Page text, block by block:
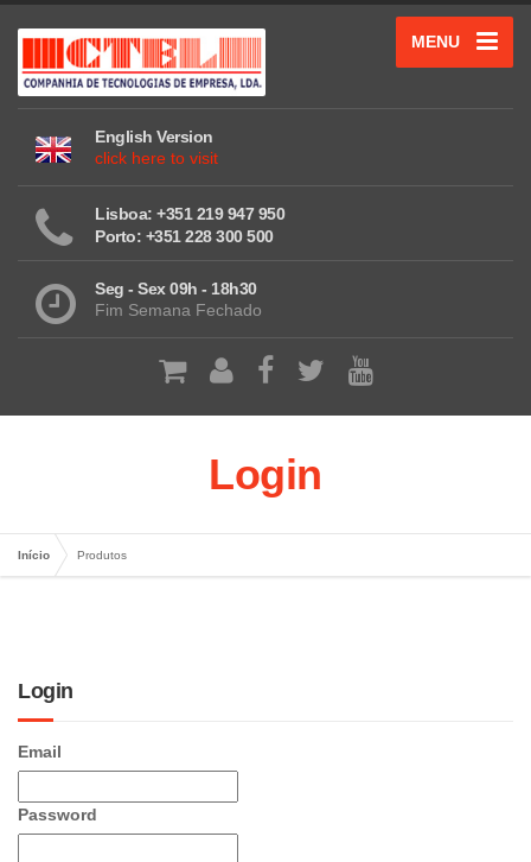
MENU
English Version
click here to visit
Lisboa: +351 219 947 950
Porto: +351 228 300 500
Seg - Sex 09h - 18h30
Fim Semana Fechado
Login
Início Produtos
Login
Email
Password